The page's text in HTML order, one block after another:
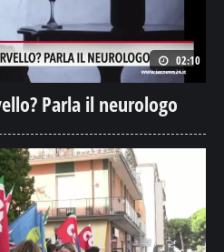
02:10
Parla il neurologo